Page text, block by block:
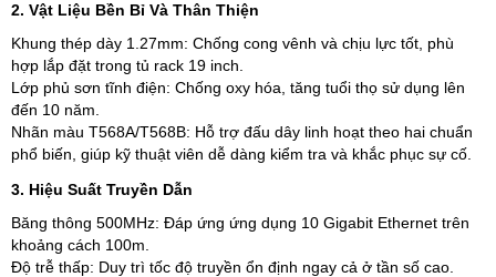
2. Vật Liệu Bền Bỉ Và Thân Thiện
Khung thép dày 1.27mm: Chống cong vênh và chịu lực tốt, phù
hợp lắp đặt trong tủ rack 19 inch.
Lớp phủ sơn tĩnh điện: Chống oxy hóa, tăng tuổi thọ sử dụng lên
đến 10 năm.
Nhãn màu T568A/T568B: Hỗ trợ đấu dây linh hoạt theo hai chuẩn
phổ biến, giúp kỹ thuật viên dễ dàng kiểm tra và khắc phục sự cố.
3. Hiệu Suất Truyền Dẫn
Băng thông 500MHz: Đáp ứng ứng dụng 10 Gigabit Ethernet trên
khoảng cách 100m.
Độ trễ thấp: Duy trì tốc độ truyền ổn định ngay cả ở tần số cao.